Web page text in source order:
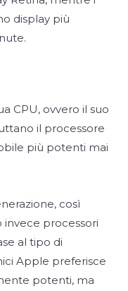
display più
CPU, ovvero il suo
il processore
più potenti mai
così
invece processori
al tipo di
Apple preferisce
potenti, ma